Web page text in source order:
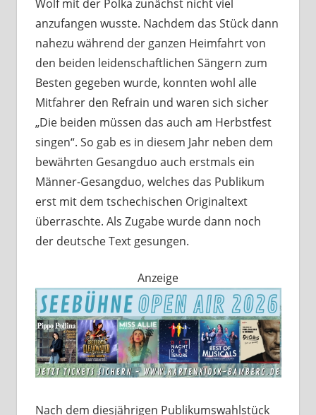
Wolf mit der Polka zunächst nicht viel
anzufangen wusste. Nachdem das Stück dann
nahezu während der ganzen Heimfahrt von
den beiden leidenschaftlichen Sängern zum
Besten gegeben wurde, konnten wohl alle
Mitfahrer den Refrain und waren sich sicher
„Die beiden müssen das auch am Herbstfest
singen“. So gab es in diesem Jahr neben dem
bewährten Gesangduo auch erstmals ein
Männer-Gesangduo, welches das Publikum
erst mit dem tschechischen Originaltext
überraschte. Als Zugabe wurde dann noch
der deutsche Text gesungen.
Anzeige
Nach dem diesjährigen Publikumswahlstück